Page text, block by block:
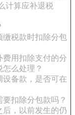
计算应补退税
缴税款时扣除分包
用扣除支付的分
么处理？
设备款，是否可在
扣除分包款吗？
后，以前发生的仍